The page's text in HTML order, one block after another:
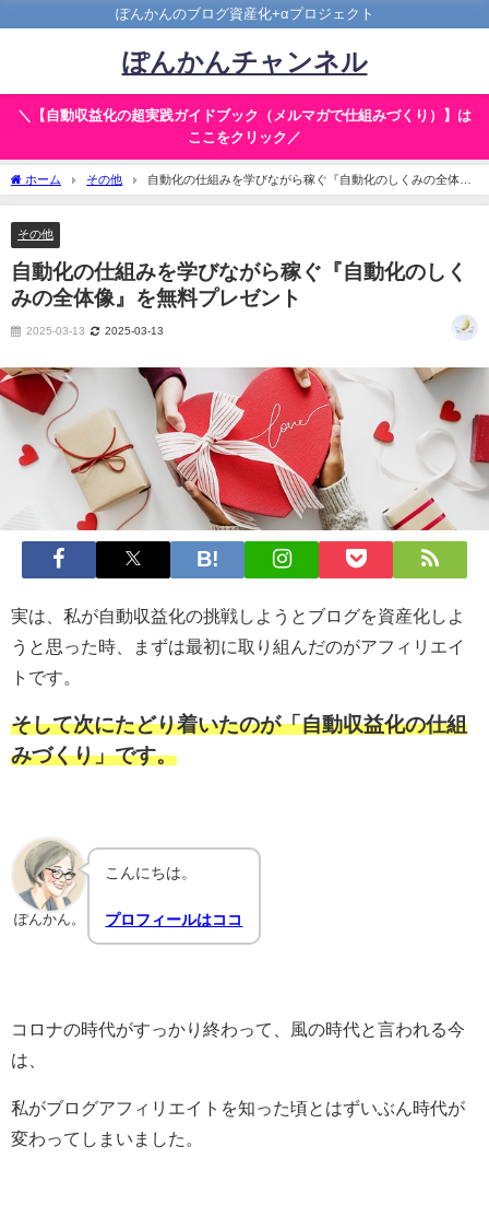
ぽんかんのブログ資産化+αプロジェクト
ぽんかんチャンネル
＼【自動収益化の超実践ガイドブック（メルマガで仕組みづくり）】は
ここをクリック／
ホーム その他
自動化の仕組みを学びながら稼ぐ『自動化のしくみの全体
像』を無料プレゼント
その他
自動化の仕組みを学びながら稼ぐ『自動化のしく
みの全体像』を無料プレゼント
2025-03-13 2025-03-13
実は、私が自動収益化の挑戦しようとブログを資産化しよ
うと思った時、まずは最初に取り組んだのがアフィリエイ
トです。
そして次にたどり着いたのが「自動収益化の仕組
みづくり」です。
ぽんかん。
こんにちは。
プロフィールはココ
コロナの時代がすっかり終わって、風の時代と言われる今
は、
私がブログアフィリエイトを知った頃とはずいぶん時代が
変わってしまいました。